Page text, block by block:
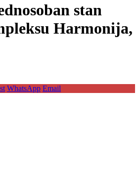
stan
Harmonija,
WhatsApp Email